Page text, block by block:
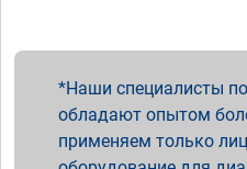
Наши специалисты
обладают опытом
применяем только